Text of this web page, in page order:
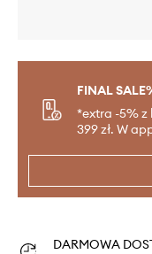
FINAL
*extra -5% z
399 zł. W
DARMOWA